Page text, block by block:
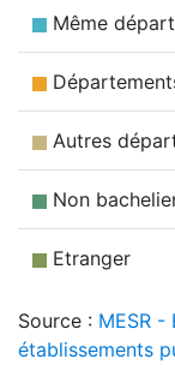
Même
Autres
Non
Etranger
Source : MESR
établissements